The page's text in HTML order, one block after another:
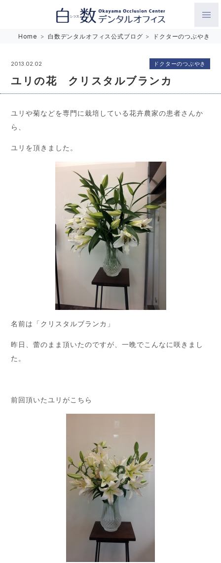
Home > 白数デンタルオフィス公式ブログ > ドクターのつぶやき
2013.02.02
ユリの花 クリスタルブランカ
ドクターのつぶやき
ユリや菊などを専門に栽培している花卉農家の患者さんか
ら、
ユリを頂きました。
名前は「クリスタルブランカ」
昨日、蕾のまま頂いたのですが、一晩でこんなに咲きまし
た。
前回頂いたユリがこちら